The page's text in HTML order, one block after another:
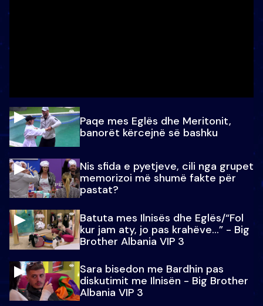
Paqe mes Eglës dhe Meritonit,
banorët kërcejnë së bashku
Nis sfida e pyetjeve, cili nga grupet
memorizoi më shumë fakte për
pastat?
Batuta mes Ilnisës dhe Eglës/“Fol
kur jam aty, jo pas krahëve…” - Big
Brother Albania VIP 3
Sara bisedon me Bardhin pas
diskutimit me Ilnisën - Big Brother
Albania VIP 3